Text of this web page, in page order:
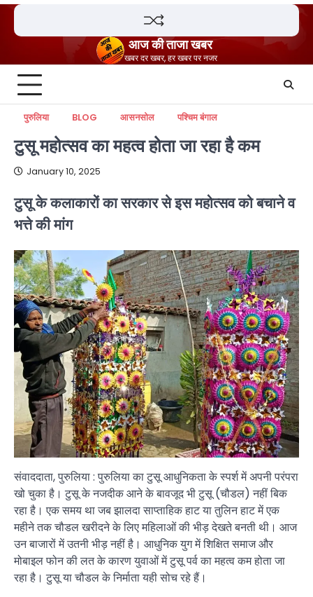
Skip
content
आज की ताजा खबर
खबर दर खबर, हर खबर पर नजर
पुरुलिया BLOG आसनसोल पश्चिम बंगाल
टुसू महोत्सव का महत्व होता जा रहा है कम
January 10, 2025
टुसू के कलाकारों का सरकार से इस महोत्सव को बचाने व
भत्ते की मांग
संवाददाता, पुरुलिया : पुरुलिया का टुसू आधुनिकता के स्पर्श में अपनी परंपरा
खो चुका है। टुसू के नजदीक आने के बावजूद भी टुसू (चौडल) नहीं बिक
रहा है। एक समय था जब झालदा साप्ताहिक हाट या तुलिन हाट में एक
महीने तक चौडल खरीदने के लिए महिलाओं की भीड़ देखते बनती थी। आज
उन बाजारों में उतनी भीड़ नहीं है। आधुनिक युग में शिक्षित समाज और
मोबाइल फोन की लत के कारण युवाओं में टुसू पर्व का महत्व कम होता जा
रहा है। टुसू या चौडल के निर्माता यही सोच रहे हैं।